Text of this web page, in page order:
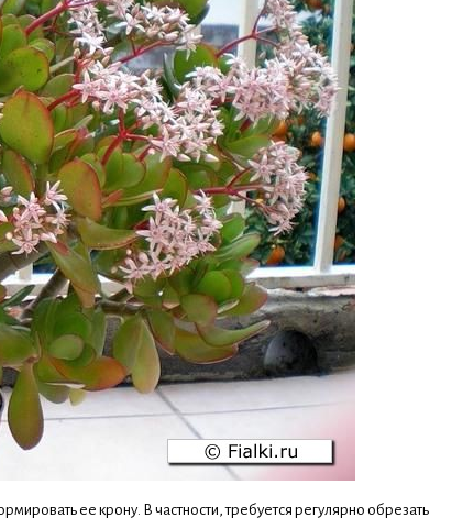
ее крону. В частности, требуется регулярно обрезать